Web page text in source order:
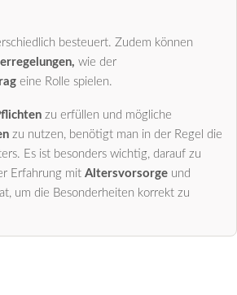
besteuert. Zudem können
wie der
eine Rolle spielen.
zu erfüllen und mögliche
zu nutzen, benötigt man in der Regel die
Es ist besonders wichtig, darauf zu
Erfahrung mit Altersvorsorge und
um die Besonderheiten korrekt zu